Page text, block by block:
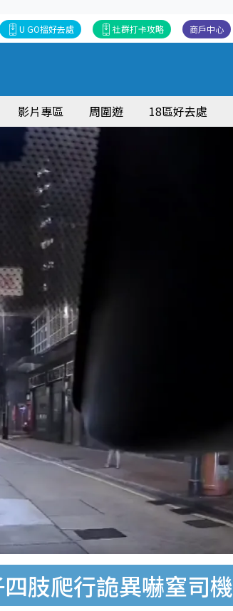
商戶中心
社群打卡攻略
U GO搵好去處
影片專區 周圍遊 18區好去處
肢爬行詭異嚇窒司機